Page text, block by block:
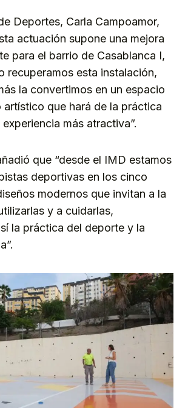
Deportes, Carla Campoamor,
actuación supone una mejora
para el barrio de Casablanca I,
recuperamos esta instalación,
la convertimos en un espacio
artístico que hará de la práctica
más atractiva”.
que “desde el IMD estamos
deportivas en los cinco
modernos que invitan a la
y a cuidarlas,
la práctica del deporte y la